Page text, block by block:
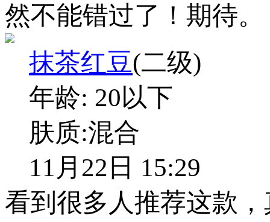
然不能错过了！期待。
抹茶红豆(二级)
年龄: 20以下
肤质:混合
11月22日 15:29
看到很多人推荐这款